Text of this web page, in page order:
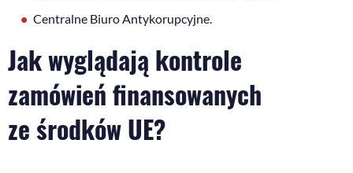
Centralne Biuro Antykorupcyjne.
Jak wyglądają kontrole
zamówień finansowanych
ze środków UE?